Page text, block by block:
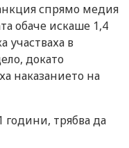
спрямо медия
обаче искаше 1,4
в
докато
наказанието на
години, трябва да